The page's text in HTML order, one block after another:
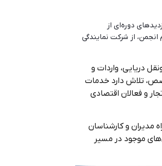
دوره‌ای از
از شرکت نمایندگی
دریایی، واردات و
تلاش دارد خدمات
و فعالان اقتصادی
مدیران و کارشناسان
موجود در مسیر